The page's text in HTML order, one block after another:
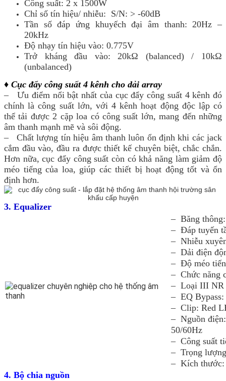
Công suất: 2 x 1500W
Chỉ số tín hiệu/ nhiễu: S/N: > -60dB
Tần số đáp ứng khuyếch đại âm thanh: 20Hz –
20kHz
Độ nhạy tín hiệu vào: 0.775V
Trở kháng đầu vào: 20kΩ (balanced) / 10kΩ
(unbalanced)
♦ Cục đẩy công suất 4 kênh cho dải array
– Ưu điểm nổi bật nhất của cục đẩy công suất 4 kênh đó
chính là công suất lớn, với 4 kênh hoạt động độc lập có
thể tải được 2 cặp loa có công suất lớn, mang đến những
âm thanh mạnh mẽ và sôi động.
– Chất lượng tín hiệu âm thanh luôn ổn định khi các jack
cắm đầu vào, đầu ra được thiết kế chuyên biệt, chắc chắn.
Hơn nữa, cục đẩy công suất còn có khả năng làm giảm độ
méo tiếng của loa, giúp các thiết bị hoạt động tốt và ổn
định hơn.
3. Equalizer
– Băng
– Đáp tuyến
– Nhiễu
– Dải điện
– Độ méo
– Chức năng
– Loại III NR
– EQ
– Clip: Red
– Nguồn
50/60Hz
– Công suất
– Trọng
– Kích thước:
4. Bộ chia nguồn